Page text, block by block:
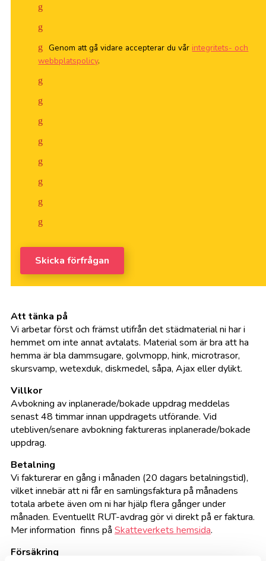
Genom att gå vidare accepterar du vår integritets- och
webbplatspolicy.
Skicka förfrågan
Att tänka på
Vi arbetar först och främst utifrån det städmaterial ni har i
hemmet om inte annat avtalats. Material som är bra att ha
hemma är bla dammsugare, golvmopp, hink, microtrasor,
skursvamp, wetexduk, diskmedel, såpa, Ajax eller dylikt.
Villkor
Avbokning av inplanerade/bokade uppdrag meddelas
senast 48 timmar innan uppdragets utförande. Vid
utebliven/senare avbokning faktureras inplanerade/bokade
uppdrag.
Betalning
Vi fakturerar en gång i månaden (20 dagars betalningstid),
vilket innebär att ni får en samlingsfaktura på månadens
totala arbete även om ni har hjälp flera gånger under
månaden. Eventuellt RUT-avdrag gör vi direkt på er faktura.
Mer information finns på Skatteverkets hemsida.
Försäkring